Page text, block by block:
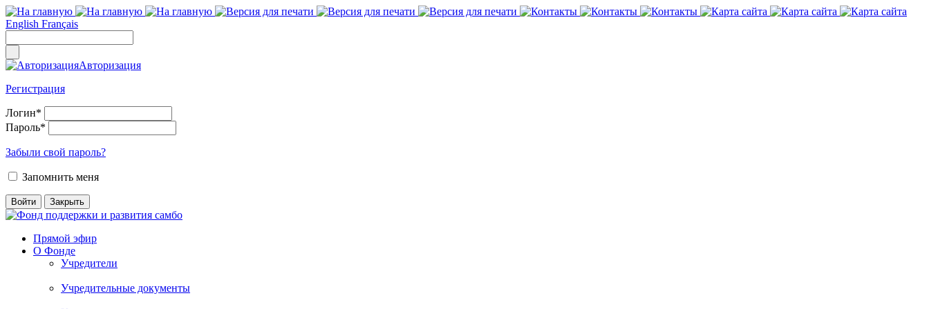
English Français
Авторизация
Регистрация
Логин*
Пароль*
Забыли свой пароль?
Запомнить меня
Прямой эфир
О Фонде
Учредители
Учредительные документы